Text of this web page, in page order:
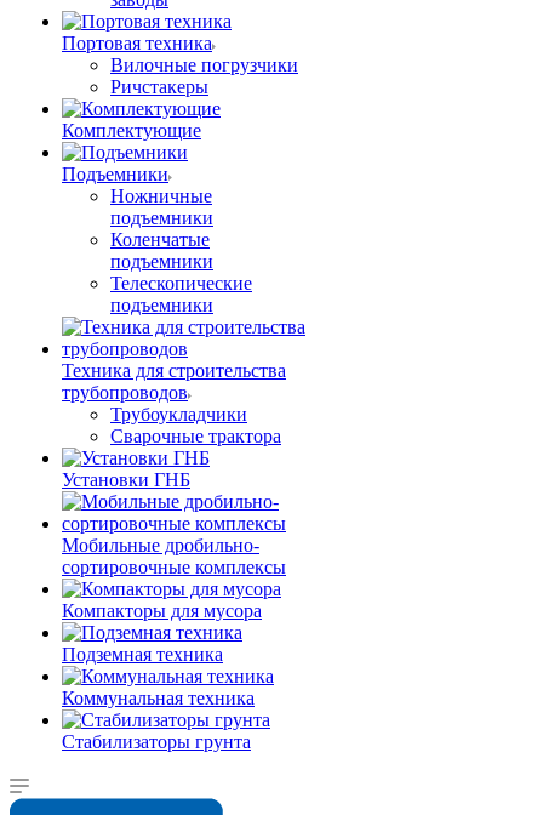
Портовая техника
Вилочные погрузчики
Ричстакеры
Комплектующие
Подъемники
Ножничные
подъемники
Коленчатые
подъемники
Телескопические
подъемники
Техника для строительства
трубопроводов
Трубоукладчики
Сварочные трактора
Установки ГНБ
Мобильные дробильно-
сортировочные комплексы
Компакторы для мусора
Подземная техника
Коммунальная техника
Стабилизаторы грунта